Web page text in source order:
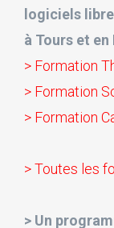
logiciels
à Tours et
> Formation
> Formation
> Formation
> Toutes les
> Un